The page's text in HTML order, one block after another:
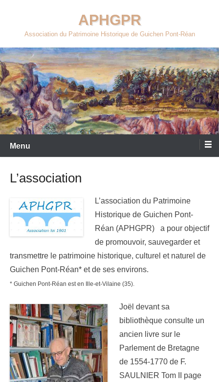
contenu
APHGPR
Association du Patrimoine Historique de Guichen Pont-Réan
Menu
L’association
L’association du Patrimoine
Historique de Guichen Pont-
Réan (APHGPR) a pour objectif
de promouvoir, sauvegarder et
transmettre le patrimoine historique, culturel et naturel de
Guichen Pont-Réan* et de ses environs.
* Guichen Pont-Réan est en Ille-et-Vilaine (35).
Joël devant sa
bibliothèque consulte un
ancien livre sur le
Parlement de Bretagne
de 1554-1770 de F.
SAULNIER Tom II page